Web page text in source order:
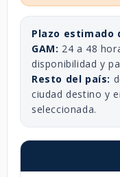
Plazo estimado
GAM: 24 a 48
disponibilidad y
Resto del país:
ciudad destino y
seleccionada.